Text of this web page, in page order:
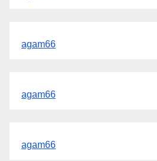
agam66
agam66
agam66